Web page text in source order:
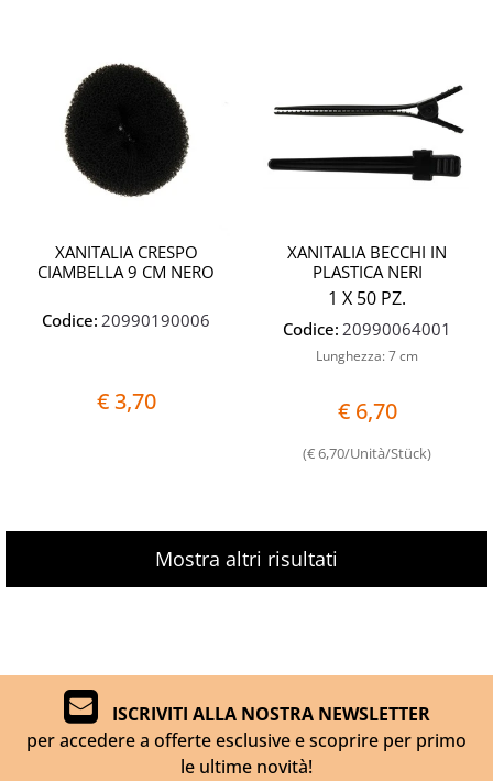
XANITALIA CRESPO
CIAMBELLA 9 CM NERO
Codice: 20990190006
€ 3,70
XANITALIA BECCHI IN
PLASTICA NERI
1 X 50 PZ.
Codice: 20990064001
Lunghezza: 7 cm
€ 6,70
(€ 6,70/Unità/Stück)
Mostra altri risultati
ISCRIVITI ALLA NOSTRA NEWSLETTER
per accedere a offerte esclusive e scoprire per primo
le ultime novità!